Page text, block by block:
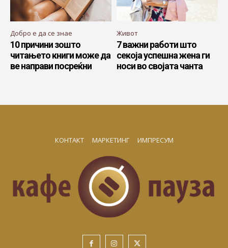
Добро е да се знае
10 причини зошто
читањето книги може да
ве направи посреќни
Живот
7 важни работи што
секоја успешна жена ги
носи во својата чанта
КОНТАКТ МАРКЕТИНГ ИМПРЕСУМ